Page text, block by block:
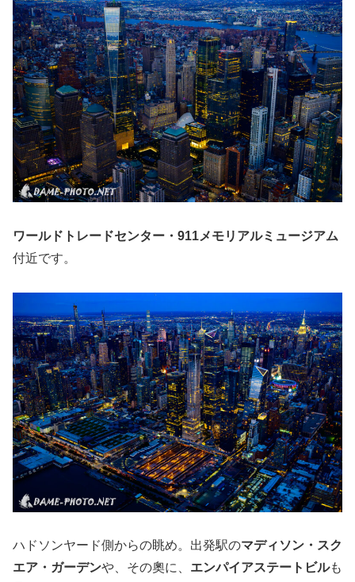
ワールドトレードセンター・911メモリアルミュージアム
付近です。
ハドソンヤード側からの眺め。出発駅のマディソン・スク
エア・ガーデンや、その奧に、 エンパイアステートビルも